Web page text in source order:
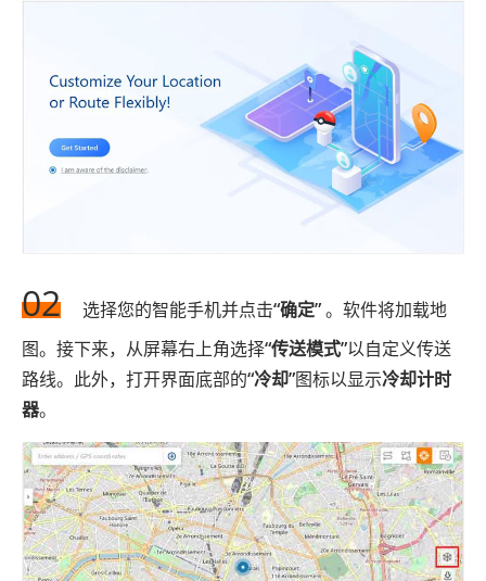
02 选择您的智能手机并点击“确定”。软件将加载地
图。接下来，从屏幕右上角选择“传送模式”以自定义传送
路线。此外，打开界面底部的“冷却”图标以显示冷却计时
器。